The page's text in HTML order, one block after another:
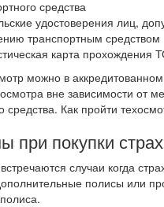
средства
удостоверения лиц,
транспортным средством
карта прохождения
можно в
вне зависимости от
средства. Как пройти
при покупки
случаи когда
полисы или